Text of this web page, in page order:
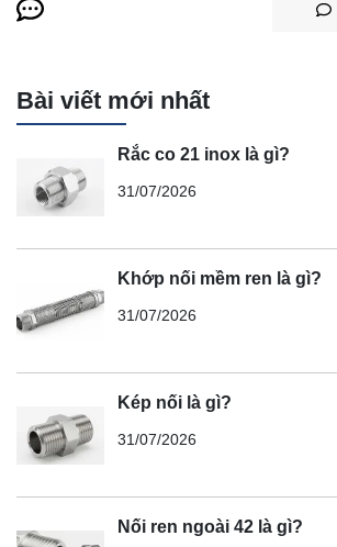
Bài viết mới nhất
Rắc co 21 inox là gì?
31/07/2026
Khớp nối mềm ren là gì?
31/07/2026
Kép nối là gì?
31/07/2026
Nối ren ngoài 42 là gì?